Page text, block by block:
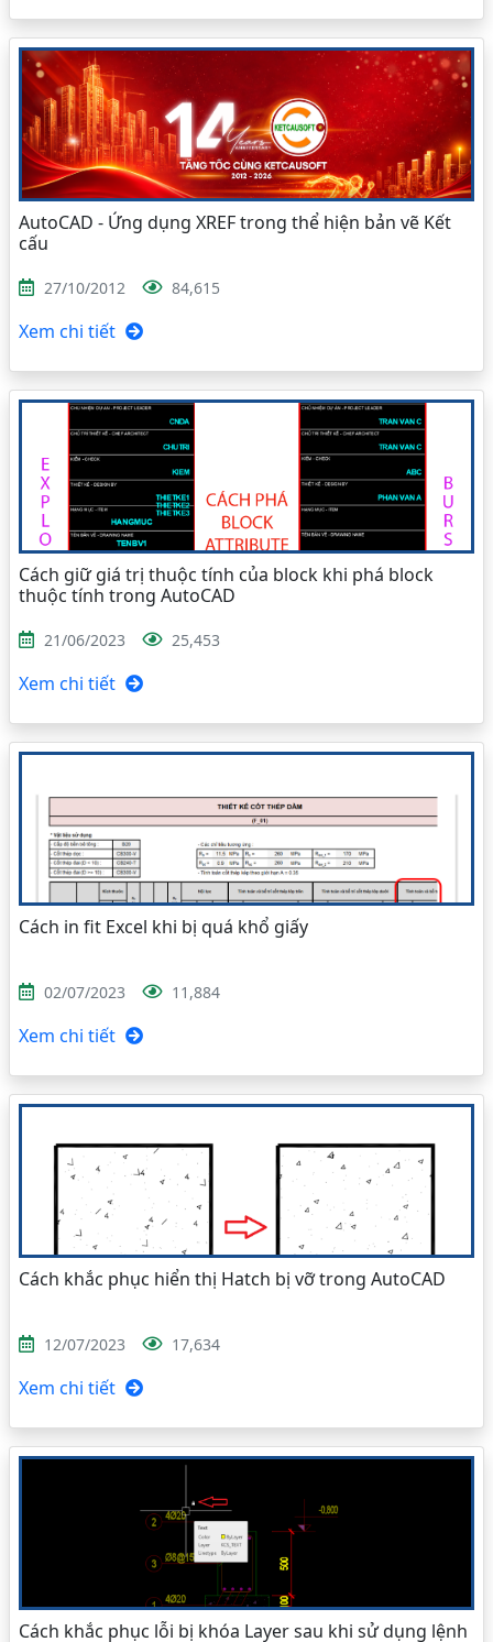
AutoCAD - Ứng dụng XREF trong thể hiện bản vẽ Kết
cấu
27/10/2012 84,615
Xem chi tiết
Cách giữ giá trị thuộc tính của block khi phá block
thuộc tính trong AutoCAD
21/06/2023 25,453
Xem chi tiết
Cách in fit Excel khi bị quá khổ giấy
02/07/2023 11,884
Xem chi tiết
Cách khắc phục hiển thị Hatch bị vỡ trong AutoCAD
12/07/2023 17,634
Xem chi tiết
Cách khắc phục lỗi bị khóa Layer sau khi sử dụng lệnh